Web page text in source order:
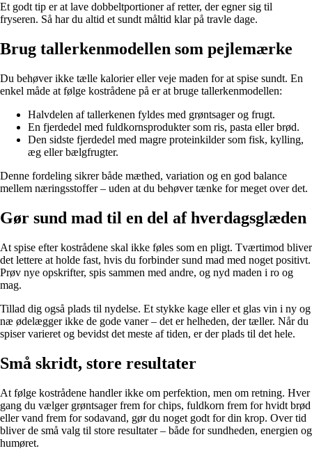
Et godt tip er at lave dobbeltportioner af retter, der egner sig til
fryseren. Så har du altid et sundt måltid klar på travle dage.
Brug tallerkenmodellen som pejlemærke
Du behøver ikke tælle kalorier eller veje maden for at spise sundt. En
enkel måde at følge kostrådene på er at bruge tallerkenmodellen:
Halvdelen af tallerkenen fyldes med grøntsager og frugt.
En fjerdedel med fuldkornsprodukter som ris, pasta eller brød.
Den sidste fjerdedel med magre proteinkilder som fisk, kylling,
æg eller bælgfrugter.
Denne fordeling sikrer både mæthed, variation og en god balance
mellem næringsstoffer – uden at du behøver tænke for meget over det.
Gør sund mad til en del af hverdagsglæden
At spise efter kostrådene skal ikke føles som en pligt. Tværtimod bliver
det lettere at holde fast, hvis du forbinder sund mad med noget positivt.
Prøv nye opskrifter, spis sammen med andre, og nyd maden i ro og
mag.
Tillad dig også plads til nydelse. Et stykke kage eller et glas vin i ny og
næ ødelægger ikke de gode vaner – det er helheden, der tæller. Når du
spiser varieret og bevidst det meste af tiden, er der plads til det hele.
Små skridt, store resultater
At følge kostrådene handler ikke om perfektion, men om retning. Hver
gang du vælger grøntsager frem for chips, fuldkorn frem for hvidt brød
eller vand frem for sodavand, gør du noget godt for din krop. Over tid
bliver de små valg til store resultater – både for sundheden, energien og
humøret.